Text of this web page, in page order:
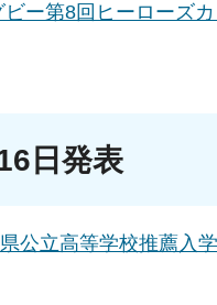
ー第8回ヒーローズ
日発表
公立高等学校推薦入